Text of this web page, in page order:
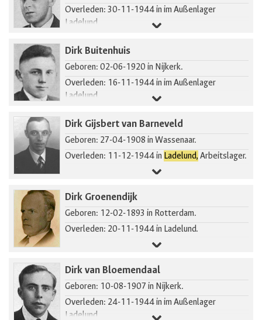
Overleden: 30-11-1944 in im Außenlager
Ladelund.
Dirk Buitenhuis
Geboren: 02-06-1920 in Nijkerk.
Overleden: 16-11-1944 in im Außenlager
Ladelund.
Dirk Gijsbert van Barneveld
Geboren: 27-04-1908 in Wassenaar.
Overleden: 11-12-1944 in Ladelund, Arbeitslager.
Dirk Groenendijk
Geboren: 12-02-1893 in Rotterdam.
Overleden: 20-11-1944 in Ladelund.
Dirk van Bloemendaal
Geboren: 10-08-1907 in Nijkerk.
Overleden: 24-11-1944 in im Außenlager
Ladelund.